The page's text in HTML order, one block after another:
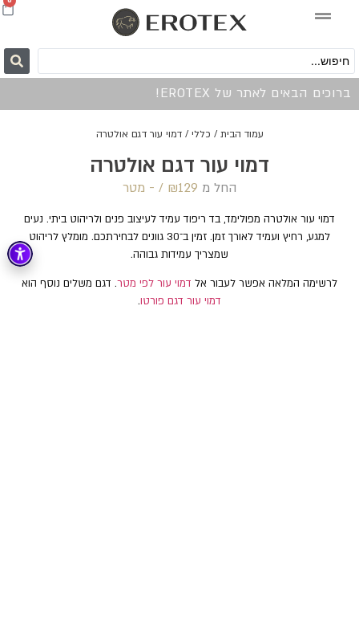
ברוכים הבאים לאתר של EROTEX!
עמוד הבית / כללי / דמוי עור דגם אולטרה
דמוי עור דגם אולטרה
החל מ ₪129 /‏‏‎ ‎- מטר
דמוי עור אולטרה מפולימד, בד ריפוד עמיד לעיצוב פנים ולריהוט ביתי. נעים
למגע, רחיץ ועמיד לאורך זמן. זמין ב־30 גוונים לבחירתכם. מומלץ לריהוט
שמצריך עמידות גבוהה.
לרשימה המלאה אפשר לעבור אל דמוי עור לפי מטר. דגם משלים נוסף הוא
דמוי עור דגם פורטו.